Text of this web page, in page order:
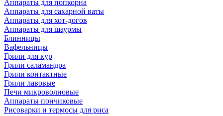
Аппараты для попкорна
Аппараты для сахарной ваты
Аппараты для хот-догов
Аппараты для шаурмы
Блинницы
Вафельницы
Грили для кур
Грили саламандра
Грили контактные
Грили лавовые
Печи микроволновые
Аппараты пончиковые
Рисоварки и термосы для риса